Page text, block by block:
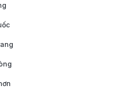
quan nổi bật ở
phố sôi động với sự pha trộn
và hiện đại. Dưới đây là